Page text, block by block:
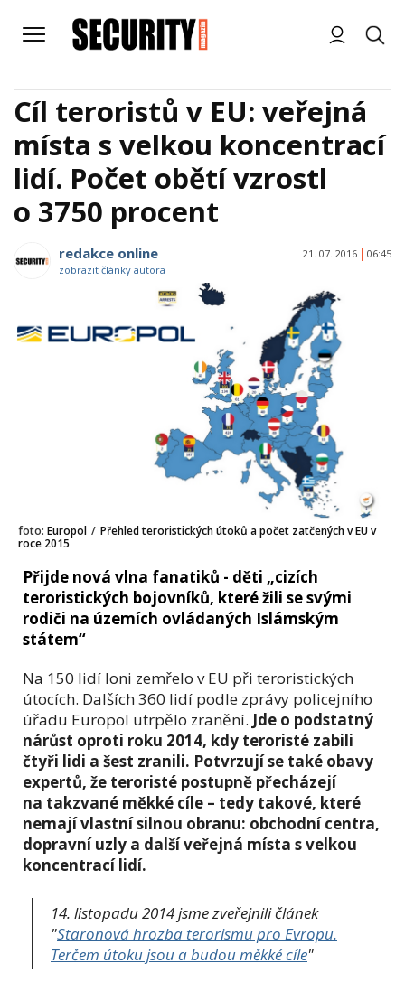
Cíl teroristů v EU: veřejná
místa s velkou koncentrací
lidí. Počet obětí vzrostl
o 3750 procent
redakce online
zobrazit články autora
21. 07. 2016 06:45
foto: Europol / Přehled teroristických útoků a počet zatčených v EU v
roce 2015
Přijde nová vlna fanatiků - děti „cizích
teroristických bojovníků, které žili se svými
rodiči na územích ovládaných Islámským
státem“
Na 150 lidí loni zemřelo v EU při teroristických
útocích. Dalších 360 lidí podle zprávy policejního
úřadu Europol utrpělo zranění. Jde o podstatný
nárůst oproti roku 2014, kdy teroristé zabili
čtyři lidi a šest zranili. Potvrzují se také obavy
expertů, že teroristé postupně přecházejí
na takzvané měkké cíle – tedy takové, které
nemají vlastní silnou obranu: obchodní centra,
dopravní uzly a další veřejná místa s velkou
koncentrací lidí.
14. listopadu 2014 jsme zveřejnili článek
"Staronová hrozba terorismu pro Evropu.
Terčem útoku jsou a budou měkké cíle"